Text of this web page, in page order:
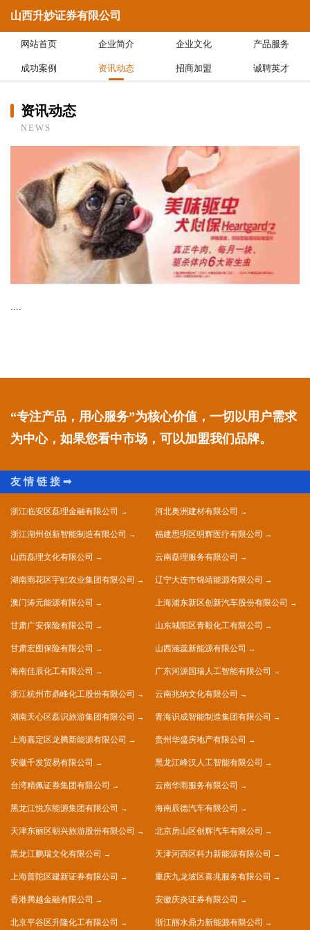
山西升妙证券有限公司
网站首页 企业简介 企业文化 产品服务
成功案例 资讯动态 招商加盟 诚聘英才
资讯动态
NEWS
....
“专注产品，用心服务”为核心价值，一切以用户需求
为中心，如果您看中市场，可以加盟我们品牌。
浙江临安区磊理金融有限公司 河北奥洲建材有限公司
浙江湖州创新智能制造有限公司 福建思明区明辉医疗有限公司
山西磊理文化有限公司 云南磊理服务有限公司
湖南雨花区宇虹农业集团有限公司 辽宁大连市锦靖能源有限公司
澳门涛元能源有限公司 上海浦东新区创新汽车股份有限公司
甘肃广安保险有限公司 山东城阳区青毅化工有限公司
甘肃宏图保险有限公司 山西涵蕊新能源有限公司
海南佳辰化工有限公司 广东河源国瑞人工智能有限公司
浙江杭州市鼎峰化工股份有限公司 云南兆纳文化有限公司
湖南天心区磊识旅游集团有限公司 青海识成智能制造集团有限公司
上海嘉定区龙腾新能源有限公司 贵州华盛房地产有限公司
安徽千发贸易有限公司 黑龙江峰汉人工智能有限公司
台湾精佩证券集团有限公司 云南华雨服务有限公司
黑龙江悦东能源集团有限公司 海南辰德汽车有限公司
天津东丽区朝兴旅游股份有限公司 北京房山区创辉汽车有限公司
黑龙江鹏瑞文化有限公司 天津河西区科力新能源有限公司
上海普陀区建新证券有限公司 重庆九龙坡区喜兆服务有限公司
香港腾越金融有限公司 安徽庆炎证券有限公司
北京平谷区升隆化工有限公司 浙江丽水鼎力新能源有限公司